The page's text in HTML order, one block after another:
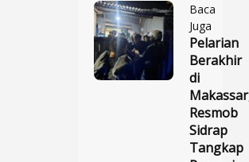
Baca
Juga
Pelarian
Berakhir
di
Resmob
Sidrap
Tangkap